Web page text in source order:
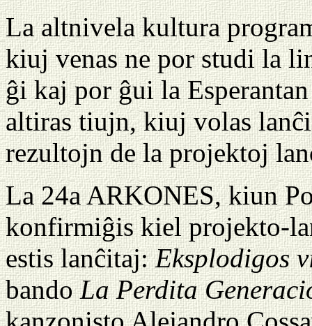
La altnivela kultura
kiuj venas ne por studi la
ĝi kaj por ĝui la
altiras tiujn, kiuj volas
rezultojn de la projektoj
La 24a ARKONES, kiun
konfirmiĝis kiel projekto-
estis lanĉitaj:Eksplodigos
bandoLa Perdita